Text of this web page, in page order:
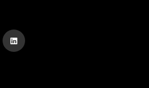
Aller
sur
notre